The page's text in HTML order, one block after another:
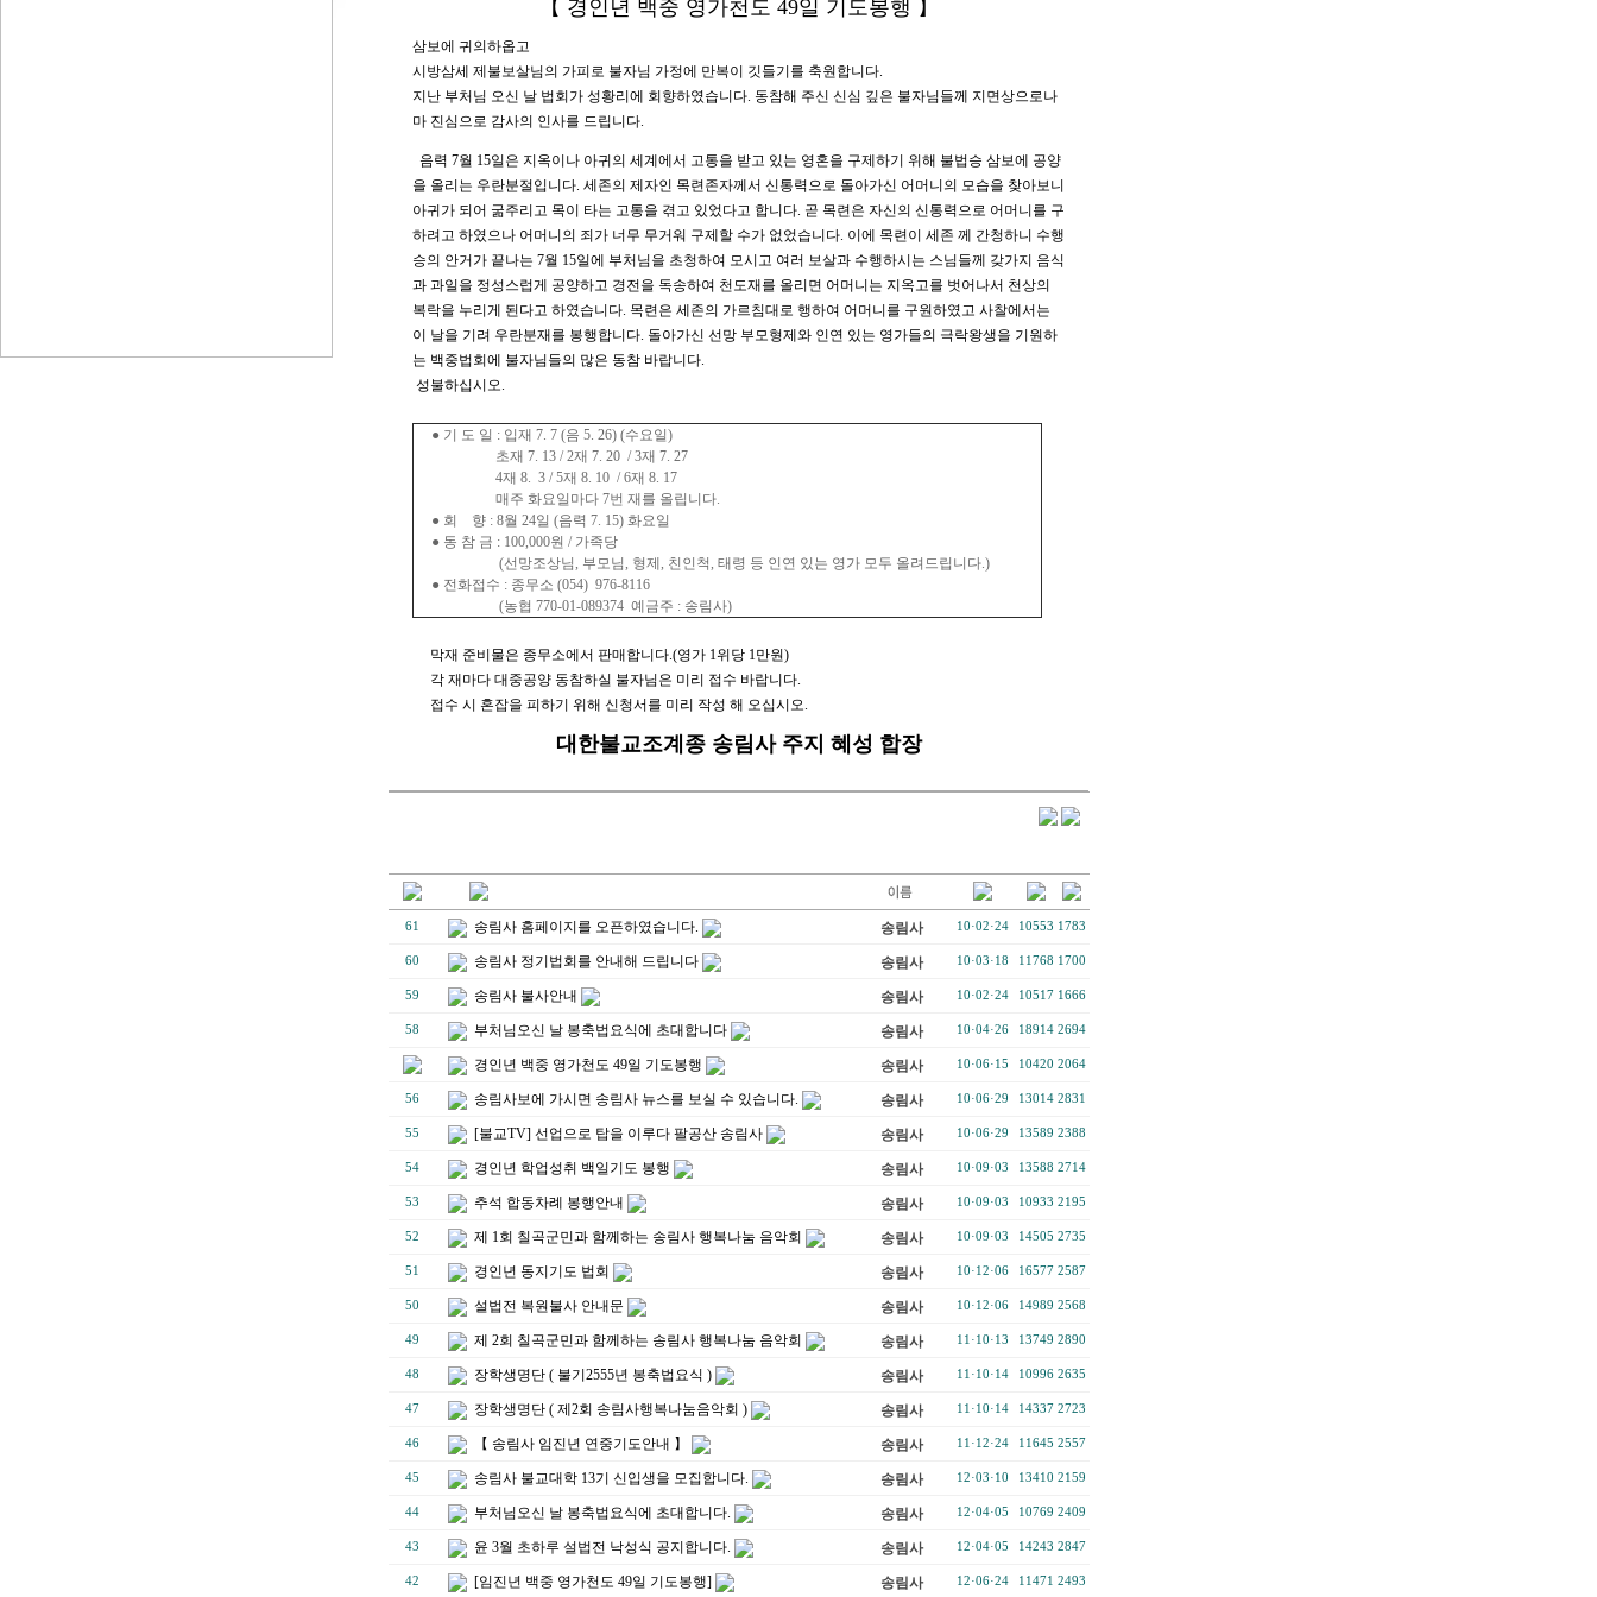
【 경인년 백중 영가천도 49일 기도봉행 】
삼보에 귀의하옵고
시방삼세 제불보살님의 가피로 불자님 가정에 만복이 깃들기를 축원합니다.
지난 부처님 오신 날 법회가 성황리에 회향하였습니다. 동참해 주신 신심 깊은 불자님들께 지면상으로나
마 진심으로 감사의 인사를 드립니다.
음력 7월 15일은 지옥이나 아귀의 세계에서 고통을 받고 있는 영혼을 구제하기 위해 불법승 삼보에 공양
을 올리는 우란분절입니다. 세존의 제자인 목련존자께서 신통력으로 돌아가신 어머니의 모습을 찾아보니
아귀가 되어 굶주리고 목이 타는 고통을 겪고 있었다고 합니다. 곧 목련은 자신의 신통력으로 어머니를 구
하려고 하였으나 어머니의 죄가 너무 무거워 구제할 수가 없었습니다. 이에 목련이 세존 께 간청하니 수행
승의 안거가 끝나는 7월 15일에 부처님을 초청하여 모시고 여러 보살과 수행하시는 스님들께 갖가지 음식
과 과일을 정성스럽게 공양하고 경전을 독송하여 천도재를 올리면 어머니는 지옥고를 벗어나서 천상의
복락을 누리게 된다고 하였습니다. 목련은 세존의 가르침대로 행하여 어머니를 구원하였고 사찰에서는
이 날을 기려 우란분재를 봉행합니다. 돌아가신 선망 부모형제와 인연 있는 영가들의 극락왕생을 기원하
는 백중법회에 불자님들의 많은 동참 바랍니다.
성불하십시오.
● 기 도 일 : 입재 7. 7 (음 5. 26) (수요일)
초재 7. 13 / 2재 7. 20 / 3재 7. 27
4재 8. 3 / 5재 8. 10 / 6재 8. 17
매주 화요일마다 7번 재를 올립니다.
● 회 향 : 8월 24일 (음력 7. 15) 화요일
● 동 참 금 : 100,000원 / 가족당
(선망조상님, 부모님, 형제, 친인척, 태령 등 인연 있는 영가 모두 올려드립니다.)
● 전화접수 : 종무소 (054) 976-8116
(농협 770-01-089374 예금주 : 송림사)
막재 준비물은 종무소에서 판매합니다.(영가 1위당 1만원)
각 재마다 대중공양 동참하실 불자님은 미리 접수 바랍니다.
접수 시 혼잡을 피하기 위해 신청서를 미리 작성 해 오십시오.
대한불교조계종 송림사 주지 혜성 합장
61 송림사 홈페이지를 오픈하였습니다. 송림사 10·02·24 10553 1783
60 송림사 정기법회를 안내해 드립니다 송림사 10·03·18 11768 1700
59 송림사 불사안내 송림사 10·02·24 10517 1666
58 부처님오신 날 봉축법요식에 초대합니다 송림사 10·04·26 18914 2694
경인년 백중 영가천도 49일 기도봉행 송림사 10·06·15 10420 2064
56 송림사보에 가시면 송림사 뉴스를 보실 수 있습니다. 송림사 10·06·29 13014 2831
55 [불교TV] 선업으로 탑을 이루다 팔공산 송림사 송림사 10·06·29 13589 2388
54 경인년 학업성취 백일기도 봉행 송림사 10·09·03 13588 2714
53 추석 합동차례 봉행안내 송림사 10·09·03 10933 2195
52 제 1회 칠곡군민과 함께하는 송림사 행복나눔 음악회 송림사 10·09·03 14505 2735
51 경인년 동지기도 법회 송림사 10·12·06 16577 2587
50 설법전 복원불사 안내문 송림사 10·12·06 14989 2568
49 제 2회 칠곡군민과 함께하는 송림사 행복나눔 음악회 송림사 11·10·13 13749 2890
48 장학생명단 ( 불기2555년 봉축법요식 ) 송림사 11·10·14 10996 2635
47 장학생명단 ( 제2회 송림사행복나눔음악회 ) 송림사 11·10·14 14337 2723
46 【 송림사 임진년 연중기도안내 】 송림사 11·12·24 11645 2557
45 송림사 불교대학 13기 신입생을 모집합니다. 송림사 12·03·10 13410 2159
44 부처님오신 날 봉축법요식에 초대합니다. 송림사 12·04·05 10769 2409
43 윤 3월 초하루 설법전 낙성식 공지합니다. 송림사 12·04·05 14243 2847
42 [임진년 백중 영가천도 49일 기도봉행] 송림사 12·06·24 11471 2493